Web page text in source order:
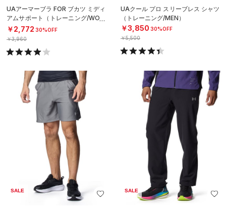
UAアーマーブラ FOR ブカツ ミディ
アムサポート（トレーニング/WOM
EN）
￥2,772 30%OFF
￥3,960
UAクール プロ スリーブレス シャツ
（トレーニング/MEN）
￥3,850 30%OFF
￥5,500
SALE SALE